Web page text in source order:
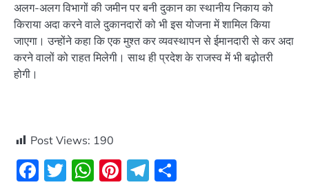
अलग-अलग विभागों की जमीन पर बनी दुकान का स्थानीय निकाय को
किराया अदा करने वाले दुकानदारों को भी इस योजना में शामिल किया
जाएगा। उन्होंने कहा कि एक मुश्त कर व्यवस्थापन से ईमानदारी से कर अदा
करने वालों को राहत मिलेगी। साथ ही प्रदेश के राजस्व में भी बढ़ोतरी
होगी।
Post Views: 190
Facebook
Twitter
WhatsApp
Pinterest
Telegram